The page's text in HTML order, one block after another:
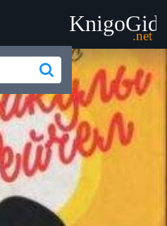
Кейс - Каникулы Рейчел